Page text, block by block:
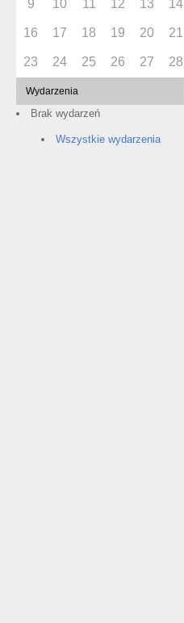
9 10 11 12 13 14
16 17 18 19 20 21
23 24 25 26 27 28
Wydarzenia
Brak wydarzeń
Wszystkie wydarzenia